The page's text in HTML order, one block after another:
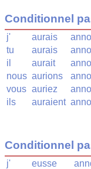
Conditionnel
j' aurais
tu
aurais
il
aurait
nous aurions
vous auriez
ils
auraient
Conditionnel
j' eusse